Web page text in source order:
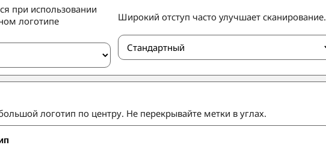
при использовании
логотипе
Широкий отступ часто улучшает сканирование.
логотип по центру. Не перекрывайте метки в углах.